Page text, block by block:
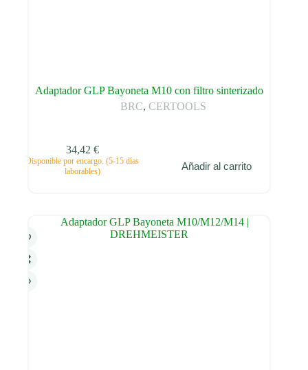
Adaptador GLP Bayoneta M10 con filtro sinterizado
BRC, CERTOOLS
34,42 €
Disponible por encargo. (5-15 días
laborables)
Añadir al carrito